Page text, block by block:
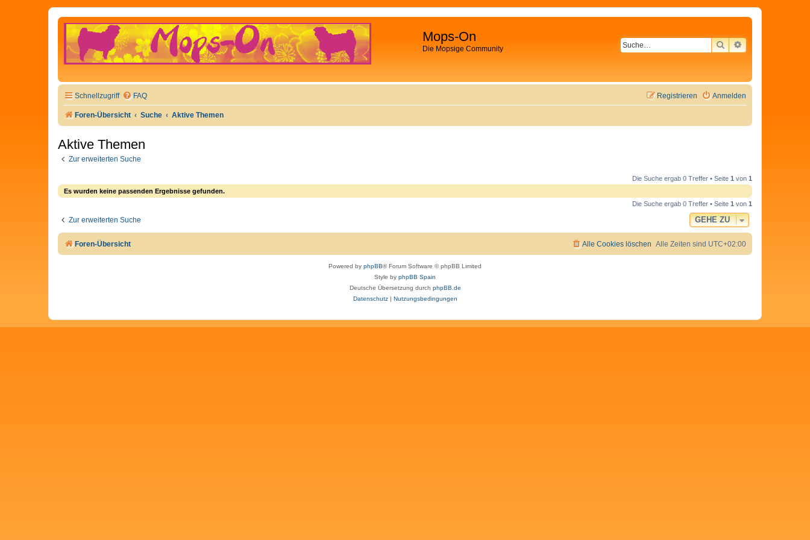
Mops-On
Die Mopsige Community SUCHEERWEITERTE
Schnellzugriff FAQ Anmelden
Registrieren
Foren-Übersicht Suche Aktive Themen
Aktive Themen
Zur erweiterten Suche
Die Suche ergab 0 Treffer • Seite 1 von 1
Es wurden keine passenden Ergebnisse gefunden.
Die Suche ergab 0 Treffer • Seite 1 von 1
Zur erweiterten Suche GEHE ZU
Foren-Übersicht Alle Zeiten sind UTC+02:00
Alle Cookies löschen
Powered by phpBB® Forum Software © phpBB Limited
Style by phpBB Spain
Deutsche Übersetzung durch phpBB.de
Datenschutz| Nutzungsbedingungen